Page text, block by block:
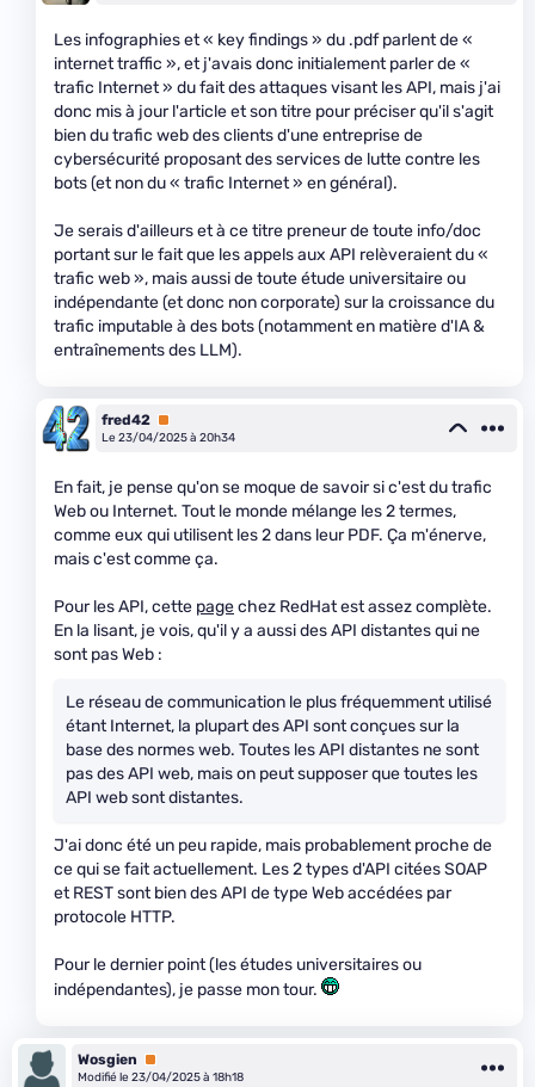
Les infographies et « key findings » du .pdf parlent de «
internet traffic », et j'avais donc initialement parler de «
trafic Internet » du fait des attaques visant les API, mais j'ai
donc mis à jour l'article et son titre pour préciser qu'il s'agit
bien du trafic web des clients d'une entreprise de
cybersécurité proposant des services de lutte contre les
bots (et non du « trafic Internet » en général).
Je serais d'ailleurs et à ce titre preneur de toute info/doc
portant sur le fait que les appels aux API relèveraient du «
trafic web », mais aussi de toute étude universitaire ou
indépendante (et donc non corporate) sur la croissance du
trafic imputable à des bots (notamment en matière d'IA &
entraînements des LLM).
fred42 Premium
Le 23/04/2025 à 20h34
En fait, je pense qu'on se moque de savoir si c'est du trafic
Web ou Internet. Tout le monde mélange les 2 termes,
comme eux qui utilisent les 2 dans leur PDF. Ça m'énerve,
mais c'est comme ça.
Pour les API, cette pagechez RedHat est assez complète.
En la lisant, je vois, qu'il y a aussi des API distantes qui ne
sont pas Web :
Le réseau de communication le plus fréquemment utilisé
étant Internet, la plupart des API sont conçues sur la
base des normes web. Toutes les API distantes ne sont
pas des API web, mais on peut supposer que toutes les
API web sont distantes.
J'ai donc été un peu rapide, mais probablement proche de
ce qui se fait actuellement. Les 2 types d'API citées SOAP
et REST sont bien des API de type Web accédées par
protocole HTTP.
Pour le dernier point (les études universitaires ou
indépendantes), je passe mon tour.
Wosgien
Premium
Modifié le 23/04/2025 à 18h18